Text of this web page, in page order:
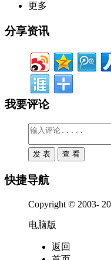
更多
分享资讯
我要评论
快捷导航
Copyright © 2003-
电脑版
返回